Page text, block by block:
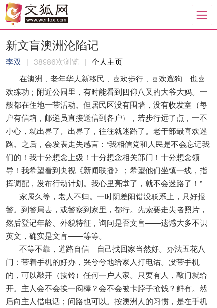
新文盲澳洲沦陷记
李双 | 38986次浏览 | 个人主页
在澳洲，老年华人新移民，喜欢步行，喜欢遛狗，也喜
欢练功；附近公园里，有时能看到四仰八叉的大爷大妈。一
般都在住地一带活动。但居民区没有围墙，没有收发室（每
户有信箱，邮递员直接送信到各户），若步行远了点，一不
小心，就出界了。出界了，往往就迷路了。老干部最喜欢迷
路。之后，会发表走失感言：“我相信党和人民是不会忘记我
们的！我十分想念上级！十分想念相关部门！十分想念领
导！我希望看到央视《新闻联播》；希望他们坐镇一线，指
挥调配，发布行动计划。我心里亮堂了，就不会迷路了！”
家属久等，老人不归。一时阴差阳错没联系上，只好报
警。到警局去，或警察到家里，都行。先索要走失者照片，
然后登记年龄、外貌特征，询问是否文盲——遗憾大多不识
英文，确实是文盲——等等。
不等不靠，道路自信，自己找回家当然好。办法五花八
门：带着手机的好办，哭兮兮地给家人打电话。没带手机
的，可以敲开（按铃）任何一户人家。只要有人，敲门就给
开。主人会不会挨一闷棒？会不会被卡脖子抢钱？鲜有。然
后向主人借电话；问路也可以。按澳洲人的习惯，是在手机